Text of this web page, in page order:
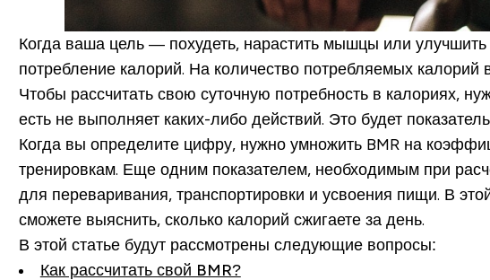
Когда ваша цель — похудеть, нарастить мышцы или
потребление калорий. На количество потребляемых калорий
Чтобы рассчитать свою суточную потребность в калориях,
есть не выполняет каких-либо действий. Это будет
Когда вы определите цифру, нужно умножить BMR на
тренировкам. Еще одним показателем, необходимым при
для переваривания, транспортировки и усвоения пищи. В
сможете выяснить, сколько калорий сжигаете за день.
В этой статье будут рассмотрены следующие вопросы:
Как рассчитать свой BMR?